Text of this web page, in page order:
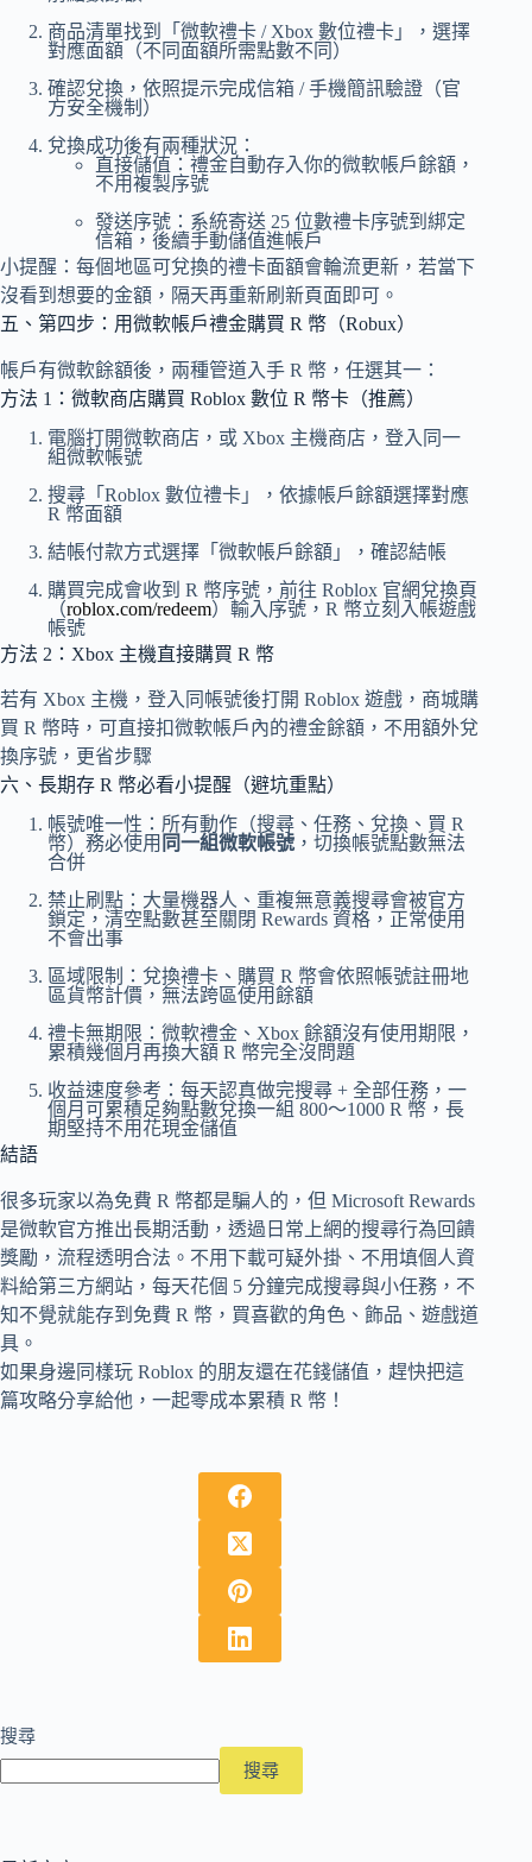
商品清單找到「微軟禮卡 / Xbox 數位禮卡」，選擇
對應面額（不同面額所需點數不同）
確認兌換，依照提示完成信箱 / 手機簡訊驗證（官
方安全機制）
兌換成功後有兩種狀況：
直接儲值：禮金自動存入你的微軟帳戶餘額，
不用複製序號
發送序號：系統寄送 25 位數禮卡序號到綁定
信箱，後續手動儲值進帳戶
小提醒：每個地區可兌換的禮卡面額會輪流更新，若當下
沒看到想要的金額，隔天再重新刷新頁面即可。
五、第四步：用微軟帳戶禮金購買 R 幣（Robux）
帳戶有微軟餘額後，兩種管道入手 R 幣，任選其一：
方法 1：微軟商店購買 Roblox 數位 R 幣卡（推薦）
電腦打開微軟商店，或 Xbox 主機商店，登入同一
組微軟帳號
搜尋「Roblox 數位禮卡」，依據帳戶餘額選擇對應
R 幣面額
結帳付款方式選擇「微軟帳戶餘額」，確認結帳
購買完成會收到 R 幣序號，前往 Roblox 官網兌換頁
（roblox.com/redeem）輸入序號，R 幣立刻入帳遊戲
帳號
方法 2：Xbox 主機直接購買 R 幣
若有 Xbox 主機，登入同帳號後打開 Roblox 遊戲，商城購
買 R 幣時，可直接扣微軟帳戶內的禮金餘額，不用額外兌
換序號，更省步驟
六、長期存 R 幣必看小提醒（避坑重點）
帳號唯一性：所有動作（搜尋、任務、兌換、買 R
幣）務必使用 同一組微軟帳號 ，切換帳號點數無法
合併
禁止刷點：大量機器人、重複無意義搜尋會被官方
鎖定，清空點數甚至關閉 Rewards 資格，正常使用
不會出事
區域限制：兌換禮卡、購買 R 幣會依照帳號註冊地
區貨幣計價，無法跨區使用餘額
禮卡無期限：微軟禮金、Xbox 餘額沒有使用期限，
累積幾個月再換大額 R 幣完全沒問題
收益速度參考：每天認真做完搜尋 + 全部任務，一
個月可累積足夠點數兌換一組 800～1000 R 幣，長
期堅持不用花現金儲值
結語
很多玩家以為免費 R 幣都是騙人的，但 Microsoft Rewards
是微軟官方推出長期活動，透過日常上網的搜尋行為回饋
獎勵，流程透明合法。不用下載可疑外掛、不用填個人資
料給第三方網站，每天花個 5 分鐘完成搜尋與小任務，不
知不覺就能存到免費 R 幣，買喜歡的角色、飾品、遊戲道
具。
如果身邊同樣玩 Roblox 的朋友還在花錢儲值，趕快把這
篇攻略分享給他，一起零成本累積 R 幣！
搜尋
搜尋